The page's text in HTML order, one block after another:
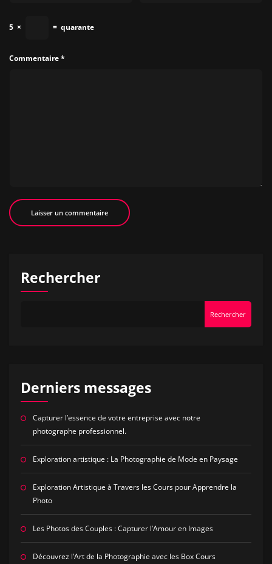
5 × = quarante
Commentaire*
Rechercher
Rechercher
Derniers messages
Capturer l’essence de votre entreprise avec notre
photographe professionnel.
Exploration artistique : La Photographie de Mode en Paysage
Exploration Artistique à Travers les Cours pour Apprendre la
Photo
Les Photos des Couples : Capturer l’Amour en Images
Découvrez l’Art de la Photographie avec les Box Cours